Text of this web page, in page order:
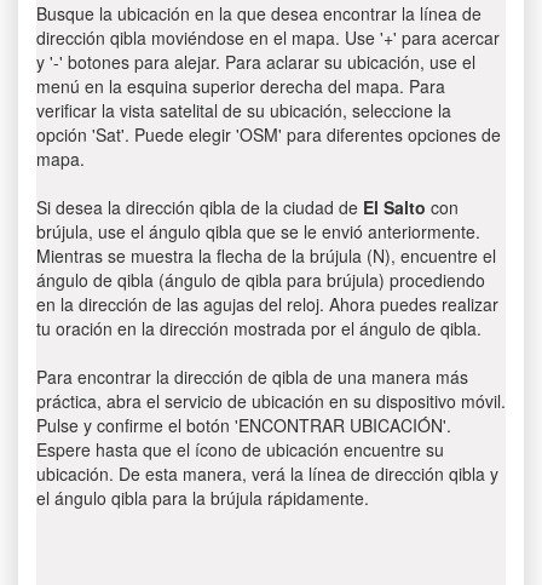
Busque la ubicación en la que desea encontrar la línea de
dirección qibla moviéndose en el mapa. Use '+' para acercar
y '-' botones para alejar. Para aclarar su ubicación, use el
menú en la esquina superior derecha del mapa. Para
verificar la vista satelital de su ubicación, seleccione la
opción 'Sat'. Puede elegir 'OSM' para diferentes opciones de
mapa.
Si desea la dirección qibla de la ciudad de El Salto con
brújula, use el ángulo qibla que se le envió anteriormente.
Mientras se muestra la flecha de la brújula (N), encuentre el
ángulo de qibla (ángulo de qibla para brújula) procediendo
en la dirección de las agujas del reloj. Ahora puedes realizar
tu oración en la dirección mostrada por el ángulo de qibla.
Para encontrar la dirección de qibla de una manera más
práctica, abra el servicio de ubicación en su dispositivo móvil.
Pulse y confirme el botón 'ENCONTRAR UBICACIÓN'.
Espere hasta que el ícono de ubicación encuentre su
ubicación. De esta manera, verá la línea de dirección qibla y
el ángulo qibla para la brújula rápidamente.